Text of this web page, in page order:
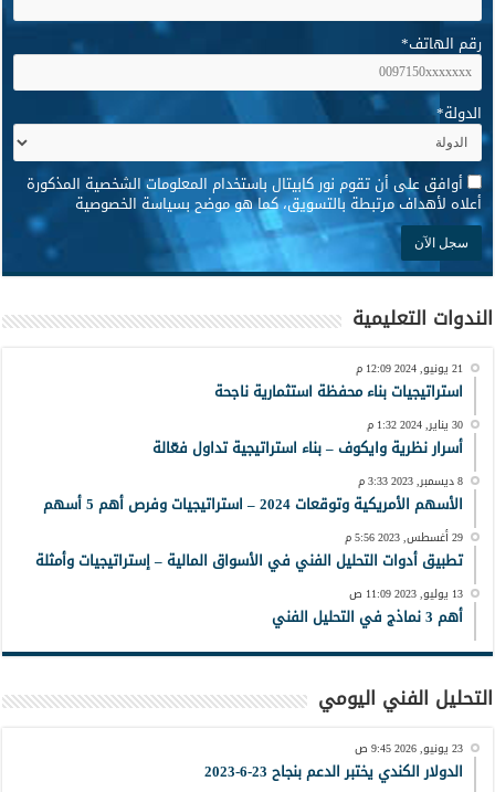
رقم الهاتف*
الدولة*
* أوافق على أن تقوم نور كابيتال باستخدام المعلومات الشخصية المذكورة
أعلاه لأهداف مرتبطة بالتسويق، كما هو موضح بسياسة الخصوصية
الندوات التعليمية
21 يونيو, 2024 12:09 م
استراتيجيات بناء محفظة استثمارية ناجحة
30 يناير, 2024 1:32 م
أسرار نظرية وايكوف – بناء استراتيجية تداول فعّالة
8 ديسمبر, 2023 3:33 م
الأسهم الأمريكية وتوقعات 2024 – استراتيجيات وفرص أهم 5 أسهم
29 أغسطس, 2023 5:56 م
تطبيق أدوات التحليل الفني في الأسواق المالية – إستراتيجيات وأمثلة
13 يوليو, 2023 11:09 ص
أهم 3 نماذج في التحليل الفني
التحليل الفني اليومي
23 يونيو, 2026 9:45 ص
الدولار الكندي يختبر الدعم بنجاح 23-6-2023